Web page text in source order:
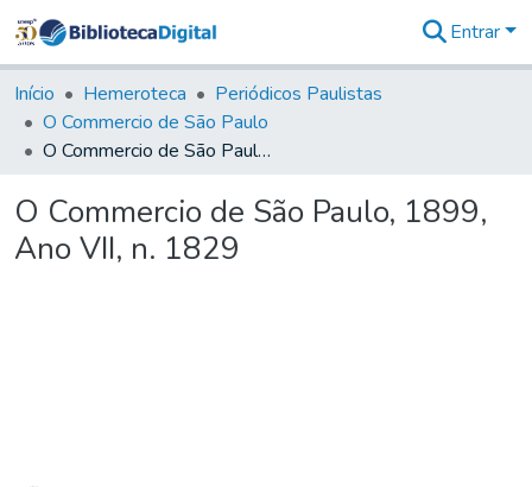
&
Coleções
Tudo na
Biblioteca
Estatísticas
Entrar
Início Hemeroteca
Periódicos Paulistas
O Commercio de São Paulo
O Commercio de São Paulo, 1899, Ano VII, n. 1829
O Commercio de São Paulo, 1899,
Ano VII, n. 1829